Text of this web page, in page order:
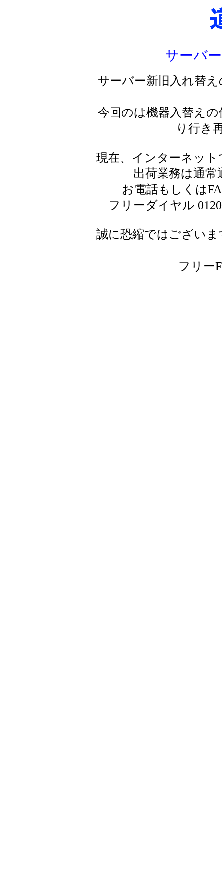
サーバ
サーバー新旧入れ替
今回のは機器入替え
り行き
現在、インターネッ
出荷業務は通
お電話もしくは
フリーダイヤル
誠に恐縮ではござい
フリー